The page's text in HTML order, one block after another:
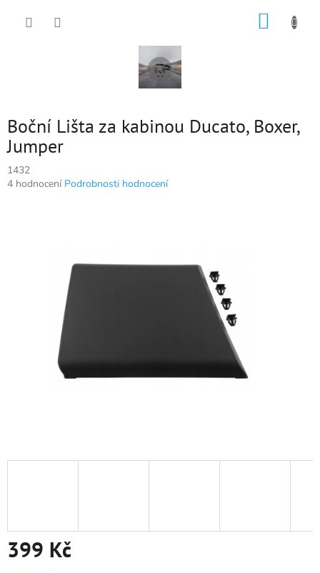
Boční Lišta za kabinou Ducato, Boxer,
Jumper
1432
Průměrné
4 hodnocení Podrobnosti hodnocení
399 Kč